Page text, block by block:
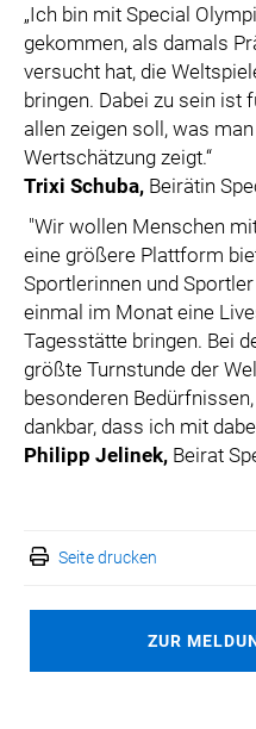
„Ich bin mit Special
gekommen, als damals
versucht hat, die
bringen. Dabei zu sein ist
allen zeigen soll, was
Wertschätzung zeigt.“
Trixi Schuba, Beirätin
"Wir wollen Menschen
eine größere Plattform
Sportlerinnen und
einmal im Monat eine
Tagesstätte bringen. Bei
größte Turnstunde der
besonderen
dankbar, dass ich mit
Philipp Jelinek, Beirat
Seite drucken
ZUR